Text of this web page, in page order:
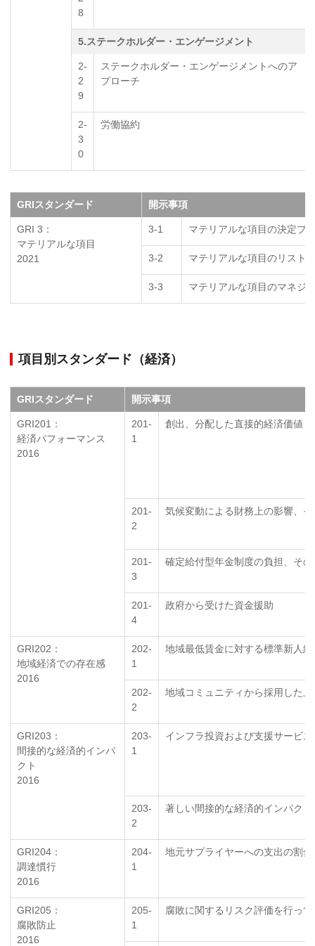
8
5.ステークホルダー・エンゲージメント
2-
2
9
ステークホルダー・エンゲージメントへのア
プローチ
2-
3
0
労働協約
GRIスタンダード 開示事項
GRI 3：
マテリアルな項目
2021
3-1 マテリアルな項目の決定プ
3-2 マテリアルな項目のリスト
3-3 マテリアルな項目のマネジ
項目別スタンダード（経済）
GRIスタンダード 開示事項
GRI201：
経済パフォーマンス
2016
201-
1
創出、分配した直接的経済価値
201-
2
気候変動による財務上の影響、
201-
3
確定給付型年金制度の負担、そ
201-
4
政府から受けた資金援助
GRI202：
地域経済での存在感
2016
202-
1
地域最低賃金に対する標準新人
202-
2
地域コミュニティから採用した
GRI203：
間接的な経済的インパ
クト
2016
203-
1
インフラ投資および支援サービス
203-
2
著しい間接的な経済的インパクト
GRI204：
調達慣行
2016
204-
1
地元サプライヤーへの支出の割合
GRI205：
腐敗防止
2016
205-
1
腐敗に関するリスク評価を行っ